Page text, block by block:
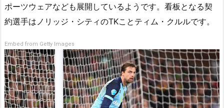
ポーツウェアなども展開しているようです。看板となる契
約選手はノリッジ・シティのTKことティム・クルルです。
Embed from Getty Images